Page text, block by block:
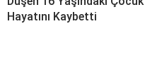
Hayatını Kaybetti